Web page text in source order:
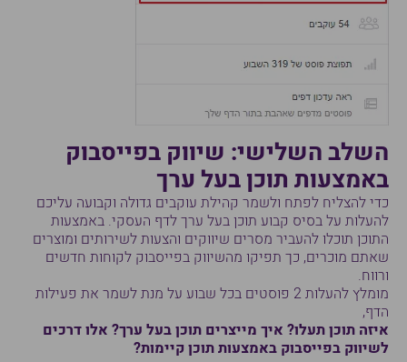
השלב השלישי: שיווק בפייסבוק
באמצעות תוכן בעל ערך
כדי להצליח לפתח ולשמר קהילת עוקבים גדולה וקבועה עליכם
להעלות על בסיס קבוע תוכן בעל ערך לדף העסקי. באמצעות
התוכן תוכלו להעביר מסרים שיווקים והצעות לשירותים ומוצרים
שאתם מוכרים, כך תפיקו מהשיווק בפייסבוק לקוחות חדשים
ורווח.
מומלץ להעלות 2 פוסטים בכל שבוע על מנת לשמר את פעילות
הדף,
איזה תוכן תעלו? איך מייצרים תוכן בעל ערך? אלו דרכים
לשיווק בפייסבוק באמצעות תוכן קיימות?